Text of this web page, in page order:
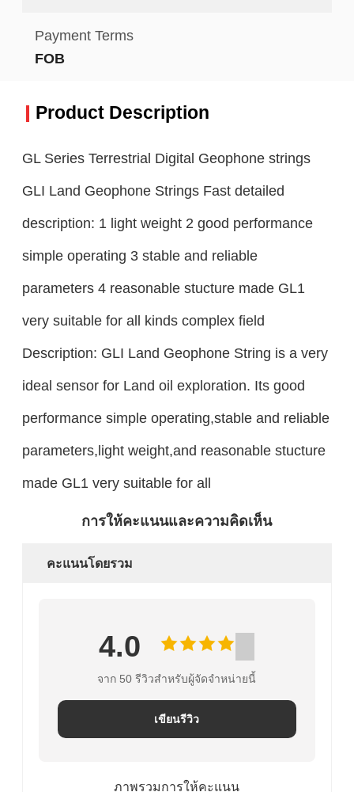
Payment Terms
FOB
Product Description
GL Series Terrestrial Digital Geophone strings
GLI Land Geophone Strings Fast detailed
description: 1 light weight 2 good performance
simple operating 3 stable and reliable
parameters 4 reasonable stucture made GL1
very suitable for all kinds complex field
Description: GLI Land Geophone String is a very
ideal sensor for Land oil exploration. Its good
performance simple operating,stable and reliable
parameters,light weight,and reasonable stucture
made GL1 very suitable for all
การให้คะแนนและความคิดเห็น
คะแนนโดยรวม
4.0
จาก 50 รีวิวสําหรับผู้จัดจําหน่ายนี้
เขียนรีวิว
ภาพรวมการให้คะแนน